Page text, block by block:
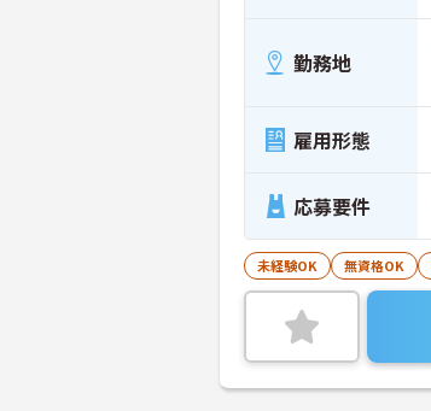
勤務地
雇用形態
応募要件
未経験OK 無資格OK